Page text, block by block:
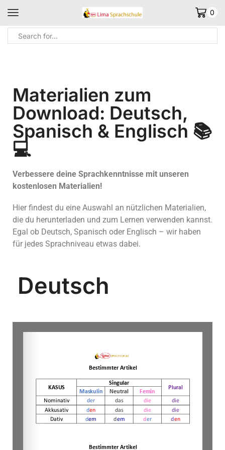
0
Materialien zum
Download: Deutsch,
Spanisch & Englisch 📚
💻
Verbessere deine Sprachkenntnisse mit unseren
kostenlosen Materialien!
Hier findest du eine Auswahl an nützlichen Materialien,
die du herunterladen und zum Lernen verwenden kannst.
Egal ob Deutsch, Spanisch oder Englisch – wir haben
für jedes Sprachniveau etwas dabei.
Deutsch